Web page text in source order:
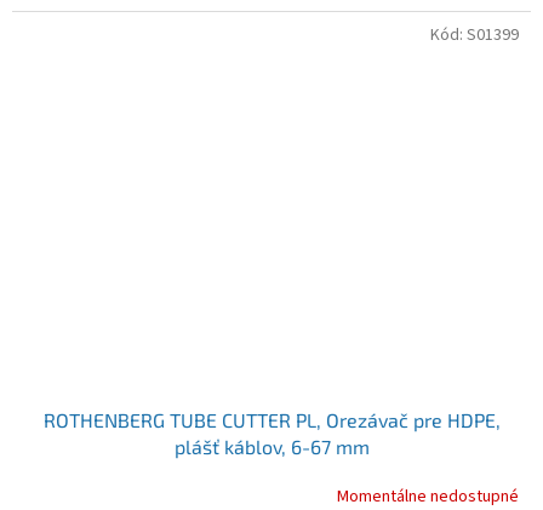
ROTHENBERG TUBE CUTTER PL, Orezávač pre HDPE,
plášť káblov, 6-67 mm
Momentálne nedostupné
Kód: S01399